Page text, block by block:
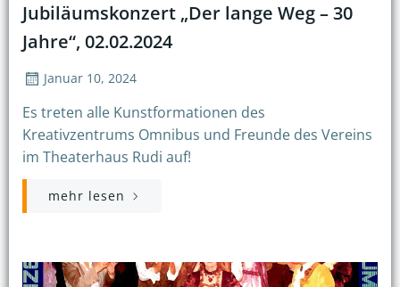
Jubiläumskonzert „Der lange Weg – 30
Jahre“, 02.02.2024
Januar 10, 2024
Es treten alle Kunstformationen des
Kreativzentrums Omnibus und Freunde des Vereins
im Theaterhaus Rudi auf!
mehr lesen